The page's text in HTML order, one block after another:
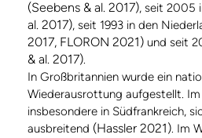
(Seebens & al. 2017), seit 2005
al. 2017), seit 1993 in den
2017, FLORON 2021) und seit
& al. 2017).
In Großbritannien wurde ein
Wiederausrottung aufgestellt.
insbesondere in Südfrankreich,
ausbreitend (Hassler 2021). Im